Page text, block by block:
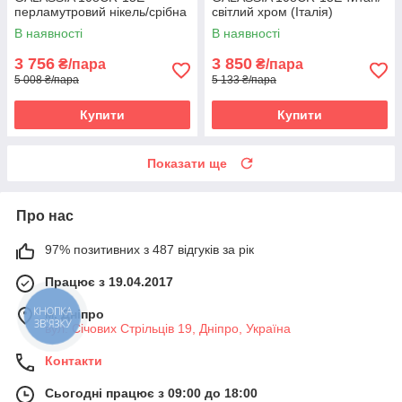
перламутровий нікель/срібна
ніч (Італія)
В наявності
3 756 ₴/пара
5 008 ₴/пара
Купити
світлий хром (Італія)
В наявності
3 850 ₴/пара
5 133 ₴/пара
Купити
Показати ще
Про нас
97% позитивних з 487 відгуків за рік
Працює з 19.04.2017
м. Дніпро
вул. Січових Стрільців 19, Дніпро, Україна
Контакти
Сьогодні працює з 09:00 до 18:00
КНОПКА
ЗВ'ЯЗКУ